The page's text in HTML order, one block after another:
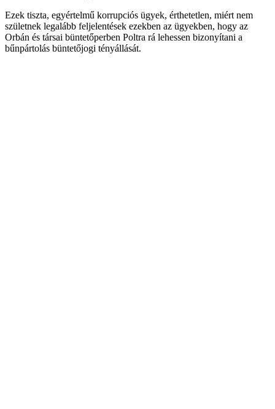
Ezek tiszta, egyértelmű korrupciós ügyek, érthetetlen, miért nem
születnek legalább feljelentések ezekben az ügyekben, hogy az
Orbán és társai büntetőperben Poltra rá lehessen bizonyítani a
bűnpártolás büntetőjogi tényállását.